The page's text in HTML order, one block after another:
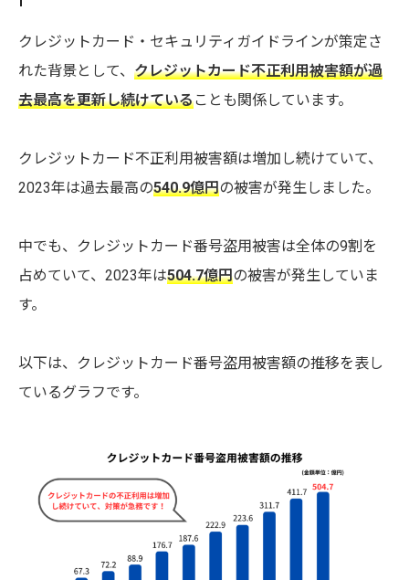
クレジットカード・セキュリティガイドラインが策定さ
れた背景として、 クレジットカード不正利用被害額が過
去最高を更新し続けていることも関係しています。
クレジットカード不正利用被害額は増加し続けていて、
2023年は過去最高の540.9億円の被害が発生しました。
中でも、クレジットカード番号盗用被害は全体の9割を
占めていて、2023年は504.7億円の被害が発生していま
す。
以下は、クレジットカード番号盗用被害額の推移を表し
ているグラフです。